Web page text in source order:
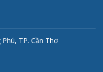
TP. Cần Thơ